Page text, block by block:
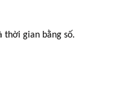
thời gian bằng số.